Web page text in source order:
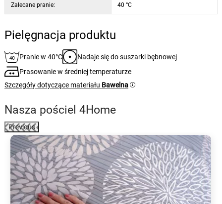
Zalecane pranie: 40 °C
Pielęgnacja produktu
Pranie w 40°C
Nadaje się do suszarki bębnowej
Prasowanie w średniej temperaturze
Szczegóły dotyczące materiału Bawelna
Nasza pościel 4Home
Previous